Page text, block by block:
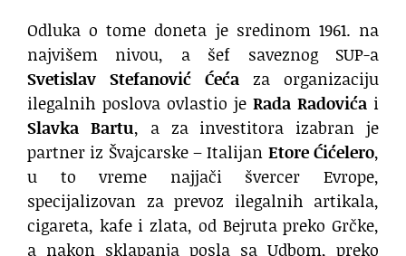
Odluka o tome doneta je sredinom 1961. na
najvišem nivou, a šef saveznog SUP-a
Svetislav Stefanović Ćeća za organizaciju
ilegalnih poslova ovlastio je Rada Radovića i
Slavka Bartu, a za investitora izabran je
partner iz Švajcarske – Italijan Etore Ćićelero,
u to vreme najjači švercer Evrope,
specijalizovan za prevoz ilegalnih artikala,
cigareta, kafe i zlata, od Bejruta preko Grčke,
a nakon sklapanja posla sa Udbom, preko